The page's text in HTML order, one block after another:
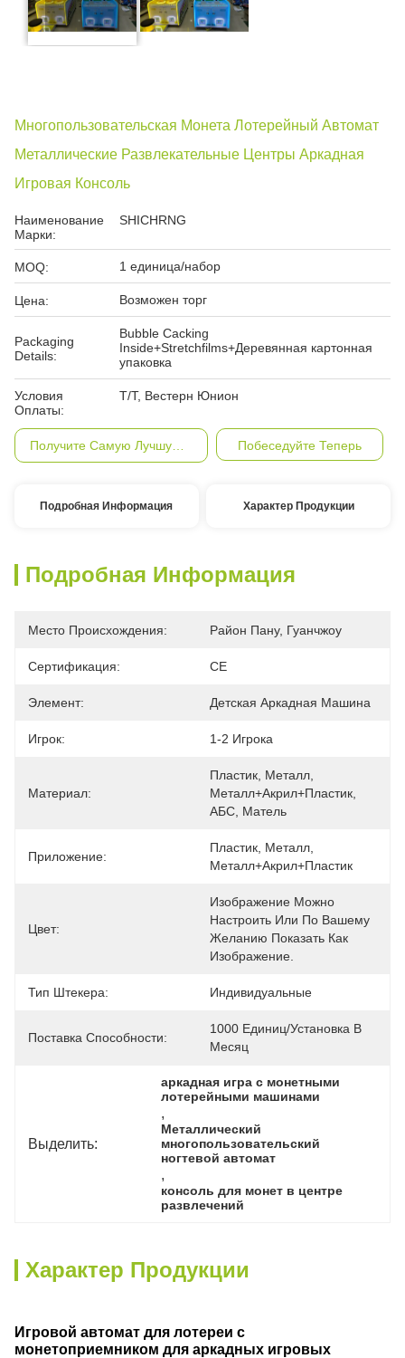
Многопользовательская Монета Лотерейный Автомат
Металлические Развлекательные Центры Аркадная
Игровая Консоль
Наименование
Марки:
SHICHRNG
MOQ: 1 единица/набор
Цена: Возможен торг
Packaging
Details:
Bubble Cacking
Inside+Stretchfilms+Деревянная картонная
упаковка
Условия
Оплаты:
Т/Т, Вестерн Юнион
Побеседуйте Теперь
Подробная Информация Характер Продукции
Подробная Информация
Место Происхождения: Район Пану, Гуанчжоу
Сертификация: CE
Элемент: Детская Аркадная Машина
Игрок: 1-2 Игрока
Материал:
Пластик, Металл,
Металл+акрил+пластик,
АБС, Матель
Приложение:
Пластик, Металл,
Металл+акрил+пластик
Цвет:
Изображение Можно
Настроить Или По Вашему
Желанию Показать Как
Изображение.
Тип Штекера: Индивидуальные
Поставка Способности:
1000 Единиц/установка В
Месяц
Выделить:
аркадная игра с монетными
лотерейными машинами
,
Металлический
многопользовательский
ногтевой автомат
,
консоль для монет в центре
развлечений
Характер Продукции
Игровой автомат для лотереи с
монетоприемником для аркадных игровых